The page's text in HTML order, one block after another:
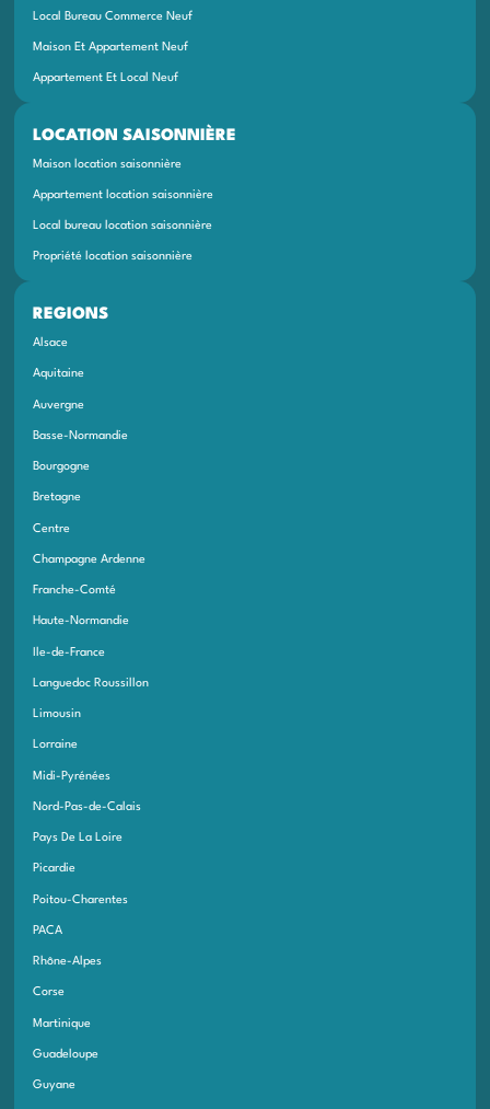
Local Bureau Commerce Neuf
Maison Et Appartement Neuf
Appartement Et Local Neuf
LOCATION SAISONNIÈRE
Maison location saisonnière
Appartement location saisonnière
Local bureau location saisonnière
Propriété location saisonnière
REGIONS
Alsace
Aquitaine
Auvergne
Basse-Normandie
Bourgogne
Bretagne
Centre
Champagne Ardenne
Franche-Comté
Haute-Normandie
Ile-de-France
Languedoc Roussillon
Limousin
Lorraine
Midi-Pyrénées
Nord-Pas-de-Calais
Pays De La Loire
Picardie
Poitou-Charentes
PACA
Rhône-Alpes
Corse
Martinique
Guadeloupe
Guyane